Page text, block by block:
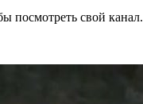
посмотреть свой канал.